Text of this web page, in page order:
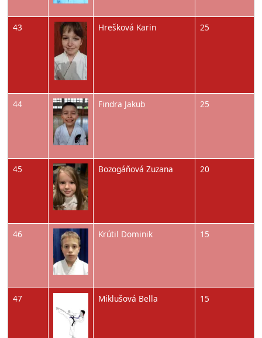
43 Obrázok Hrešková Karin 25
44 Obrázok Findra Jakub 25
45 Obrázok Bozogáňová Zuzana 20
46 Obrázok Krútil Dominik 15
47 Miklušová Bella 15